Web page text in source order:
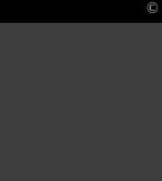
©